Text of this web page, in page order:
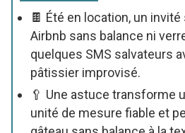
🍫 Été en location, un
Airbnb sans balance ni
quelques SMS salvateurs
pâtissier improvisé.
🥄 Une astuce transforme
unité de mesure fiable et